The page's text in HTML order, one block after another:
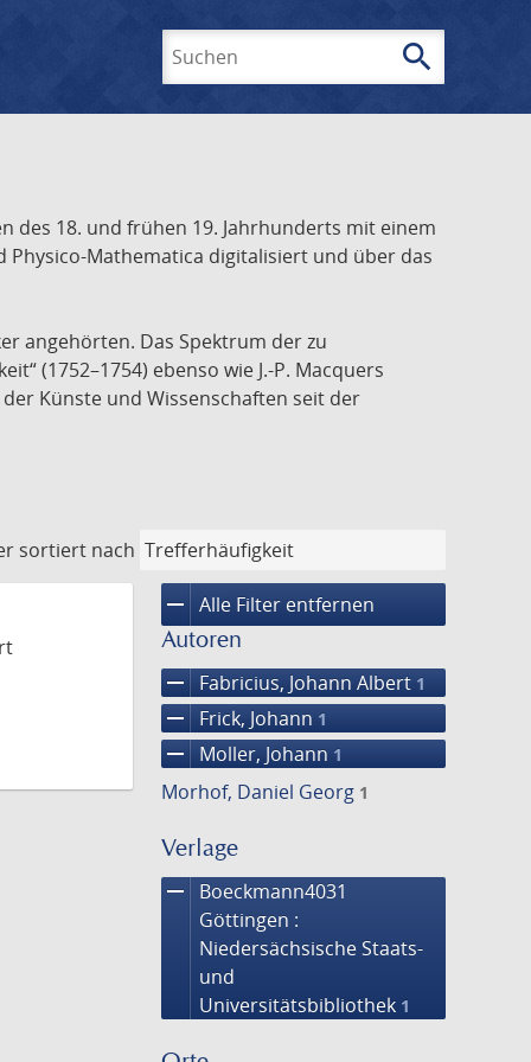
search
des 18. und frühen 19. Jahrhunderts mit einem
Physico-Mathematica digitalisiert und über das
angehörten. Das Spektrum der zu
(1752–1754) ebenso wie J.-P. Macquers
Künste und Wissenschaften seit der
sortiert nach
remove Alle Filter entfernen
Autoren
remove Fabricius, Johann Albert 1
remove Frick, Johann 1
remove Moller, Johann 1
Morhof, Daniel Georg 1
Verlage
remove
Boeckmann4031
Göttingen :
Niedersächsische Staats-
und
Universitätsbibliothek 1